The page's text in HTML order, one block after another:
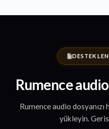
Rumence audio
Rumence audio
yükleyin.